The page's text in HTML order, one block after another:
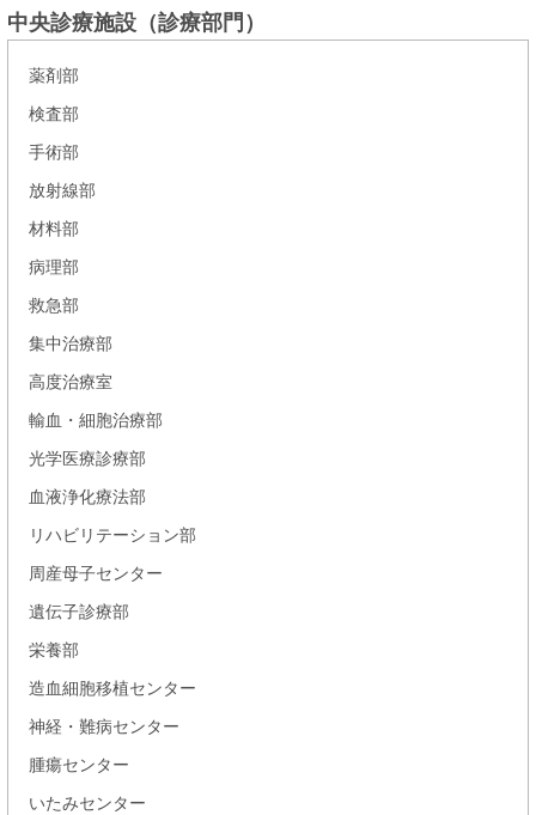
中央診療施設（診療部門）
薬剤部
検査部
手術部
放射線部
材料部
病理部
救急部
集中治療部
高度治療室
輸血・細胞治療部
光学医療診療部
血液浄化療法部
リハビリテーション部
周産母子センター
遺伝子診療部
栄養部
造血細胞移植センター
神経・難病センター
腫瘍センター
いたみセンター